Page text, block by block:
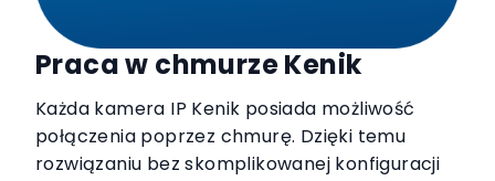
Praca w chmurze Kenik
Każda kamera IP Kenik posiada możliwość
połączenia poprzez chmurę. Dzięki temu
rozwiązaniu bez skomplikowanej konfiguracji